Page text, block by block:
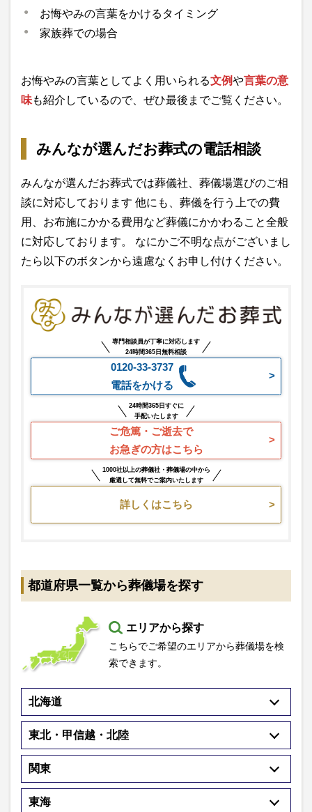
お悔やみの言葉をかけるタイミング
家族葬での場合
お悔やみの言葉としてよく用いられる文例や言葉の意
味も紹介しているので、ぜひ最後までご覧ください。
みんなが選んだお葬式の電話相談
みんなが選んだお葬式では葬儀社、葬儀場選びのご相
談に対応しております 他にも、葬儀を行う上での費
用、お布施にかかる費用など葬儀にかかわること全般
に対応しております。 なにかご不明な点がございまし
たら以下のボタンから遠慮なくお申し付けください。
専門相談員が丁寧に対応します
24時間365日無料相談
0120-33-3737
電話をかける
24時間365日すぐに
手配いたします
ご危篤・ご逝去で
お急ぎの方はこちら
1000社以上の葬儀社・葬儀場の中から
厳選して無料でご案内いたします
詳しくはこちら
都道府県一覧から葬儀場を探す
エリアから探す
こちらでご希望のエリアから葬儀場を検
索できます。
北海道
東北・甲信越・北陸
関東
東海